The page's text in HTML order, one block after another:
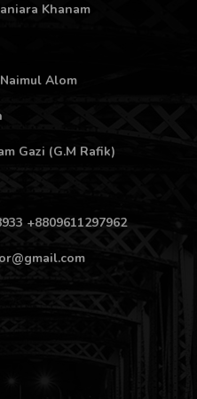
Khanam
Alom
Gazi (G.M Rafik)
+8809611297962